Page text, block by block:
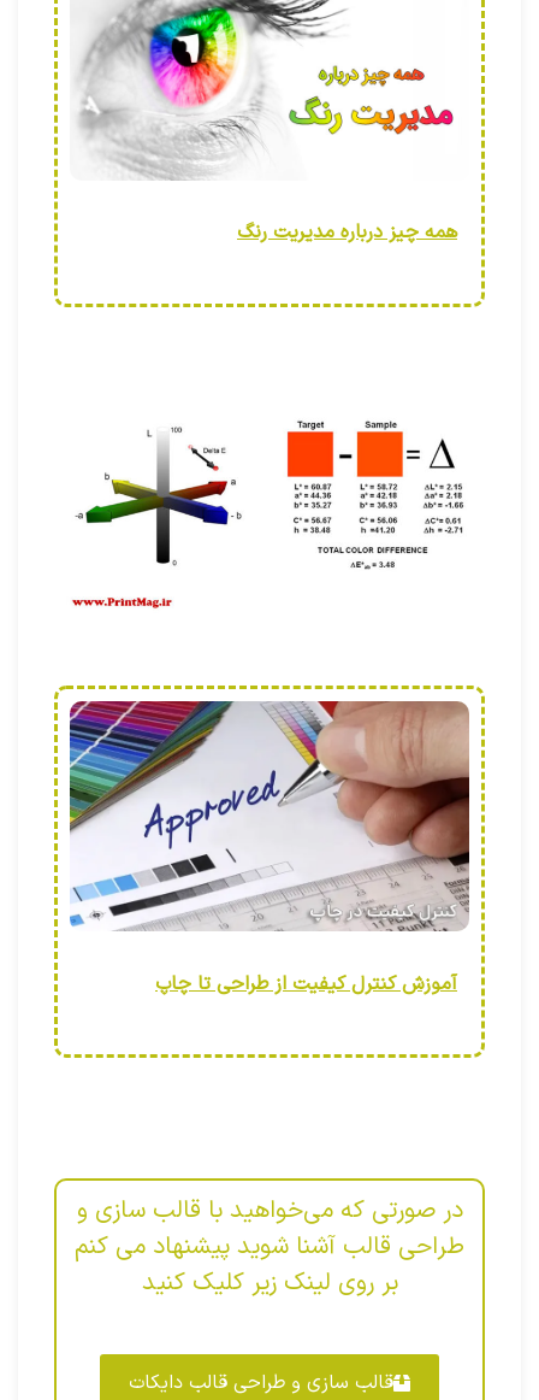
همه چیز درباره مدیریت رنگ
آموزش کنترل کیفیت از طراحی تا چاپ
در صورتی که می‌خواهید با قالب سازی و
طراحی قالب آشنا شوید پیشنهاد می کنم
بر روی لینک زیر کلیک کنید
قالب سازی و طراحی قالب دایکات